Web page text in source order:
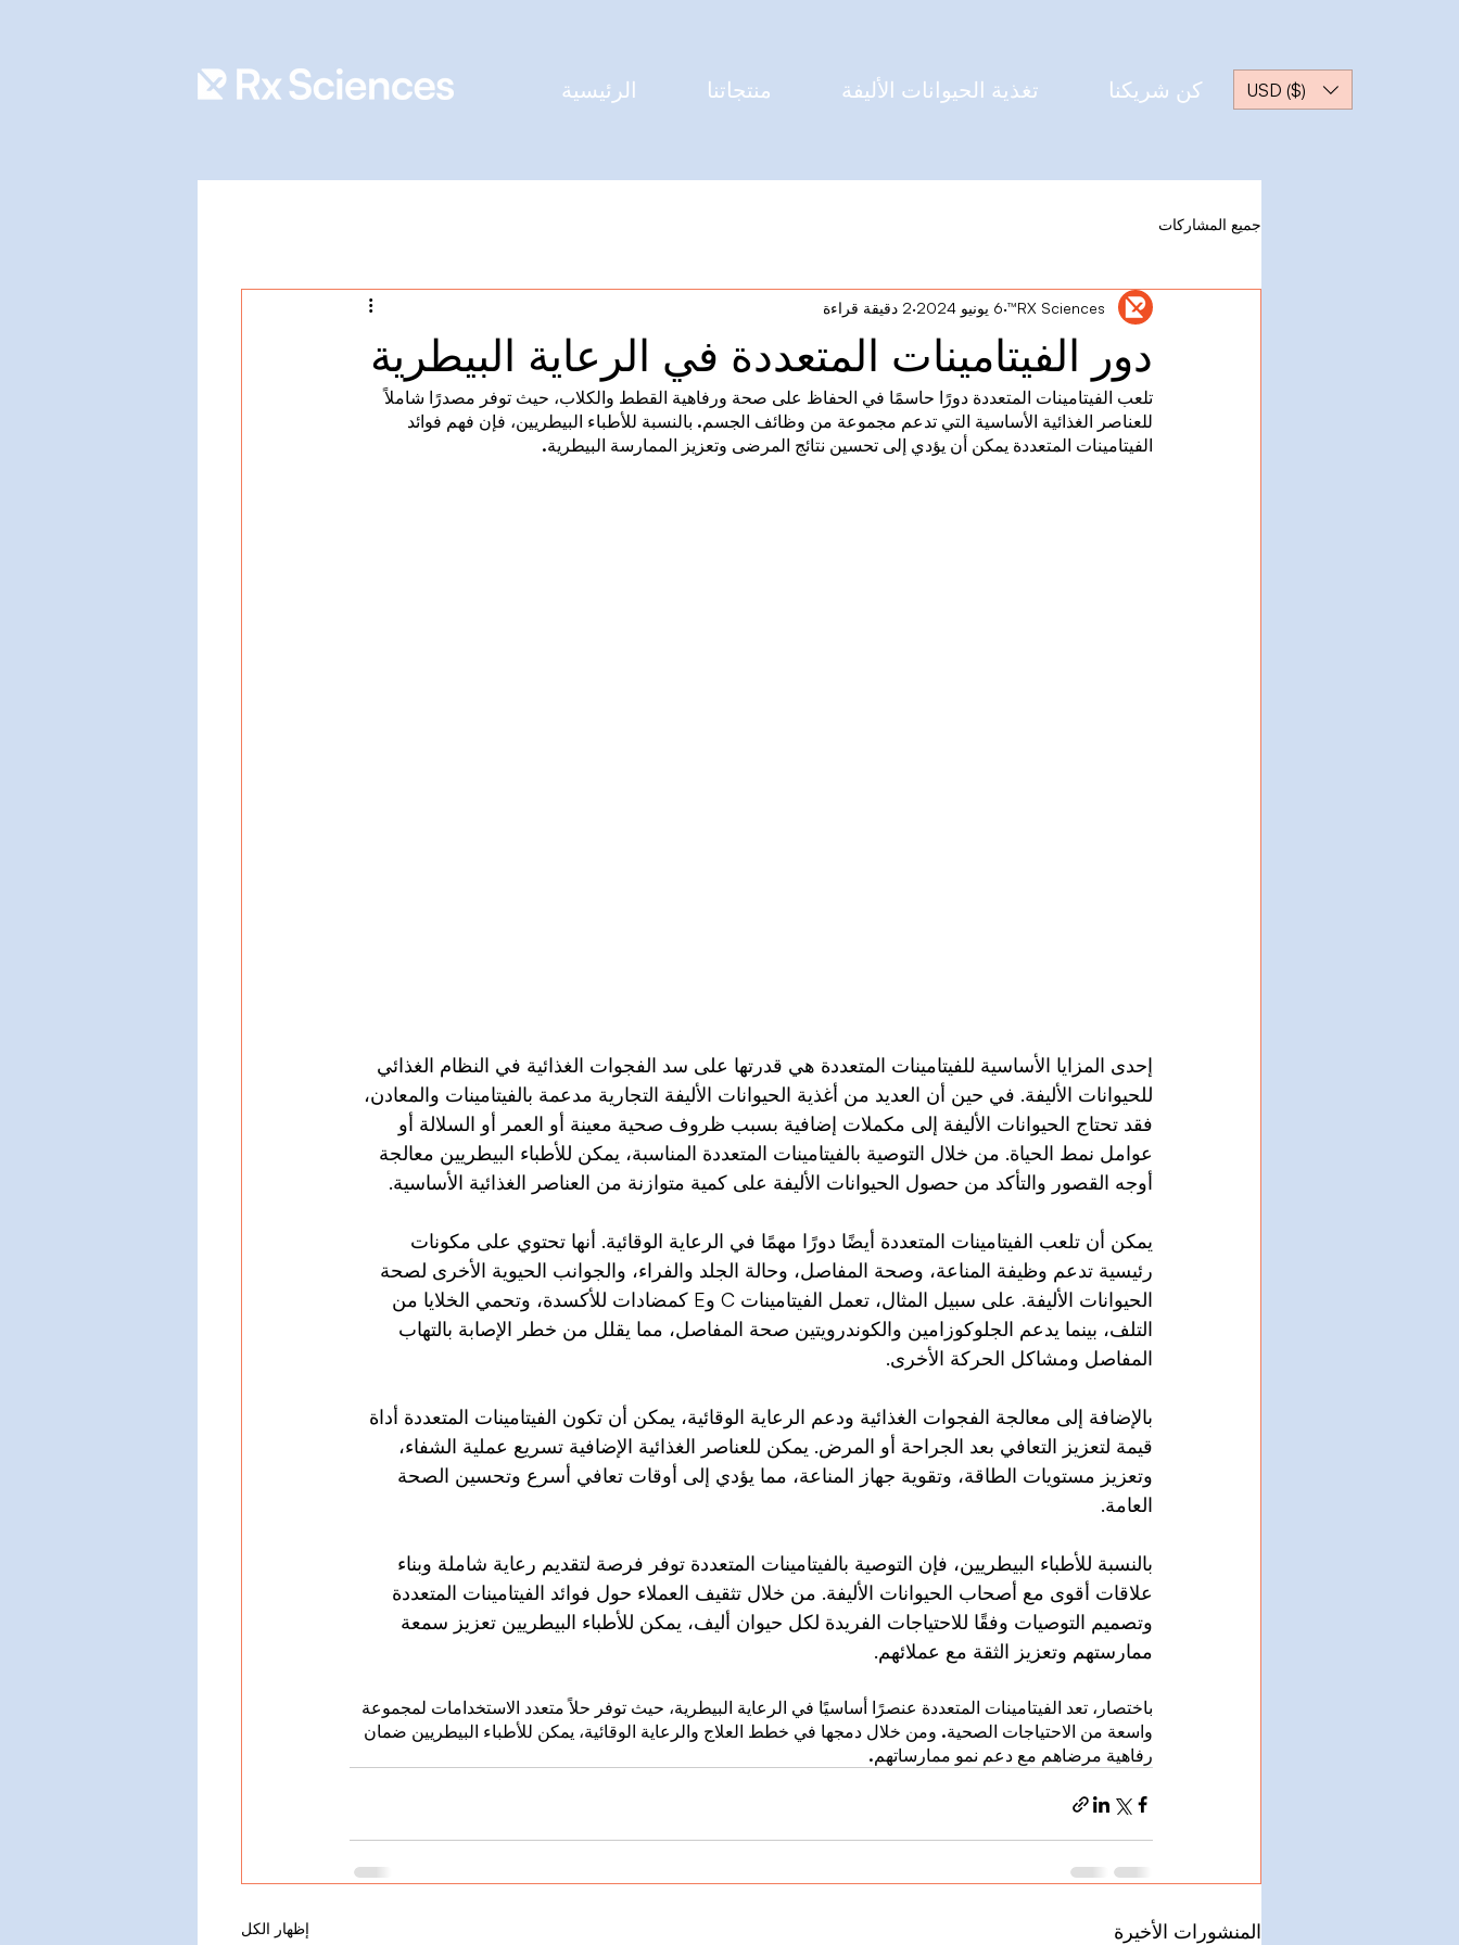
الرئيسية منتجاتنا تغذية الحيوانات الأليفة كن شريكنا USD ($)
جميع المشاركات
دور الفيتامينات المتعددة في الرعاية البيطرية
RX Sciences™ 6 يونيو 2024 2 دقيقة قراءة
تلعب الفيتامينات المتعددة دورًا حاسمًا في الحفاظ على صحة ورفاهية القطط والكلاب، حيث توفر مصدرًا شاملاً
للعناصر الغذائية الأساسية التي تدعم مجموعة من وظائف الجسم. بالنسبة للأطباء البيطريين، فإن فهم فوائد
الفيتامينات المتعددة يمكن أن يؤدي إلى تحسين نتائج المرضى وتعزيز الممارسة البيطرية.
إحدى المزايا الأساسية للفيتامينات المتعددة هي قدرتها على سد الفجوات الغذائية في النظام الغذائي
للحيوانات الأليفة. في حين أن العديد من أغذية الحيوانات الأليفة التجارية مدعمة بالفيتامينات والمعادن،
فقد تحتاج الحيوانات الأليفة إلى مكملات إضافية بسبب ظروف صحية معينة أو العمر أو السلالة أو
عوامل نمط الحياة. من خلال التوصية بالفيتامينات المتعددة المناسبة، يمكن للأطباء البيطريين معالجة
أوجه القصور والتأكد من حصول الحيوانات الأليفة على كمية متوازنة من العناصر الغذائية الأساسية.
يمكن أن تلعب الفيتامينات المتعددة أيضًا دورًا مهمًا في الرعاية الوقائية. أنها تحتوي على مكونات
رئيسية تدعم وظيفة المناعة، وصحة المفاصل، وحالة الجلد والفراء، والجوانب الحيوية الأخرى لصحة
الحيوانات الأليفة. على سبيل المثال، تعمل الفيتامينات C وE كمضادات للأكسدة، وتحمي الخلايا من
التلف، بينما يدعم الجلوكوزامين والكوندرويتين صحة المفاصل، مما يقلل من خطر الإصابة بالتهاب
المفاصل ومشاكل الحركة الأخرى.
بالإضافة إلى معالجة الفجوات الغذائية ودعم الرعاية الوقائية، يمكن أن تكون الفيتامينات المتعددة أداة
قيمة لتعزيز التعافي بعد الجراحة أو المرض. يمكن للعناصر الغذائية الإضافية تسريع عملية الشفاء،
وتعزيز مستويات الطاقة، وتقوية جهاز المناعة، مما يؤدي إلى أوقات تعافي أسرع وتحسين الصحة
العامة.
بالنسبة للأطباء البيطريين، فإن التوصية بالفيتامينات المتعددة توفر فرصة لتقديم رعاية شاملة وبناء
علاقات أقوى مع أصحاب الحيوانات الأليفة. من خلال تثقيف العملاء حول فوائد الفيتامينات المتعددة
وتصميم التوصيات وفقًا للاحتياجات الفريدة لكل حيوان أليف، يمكن للأطباء البيطريين تعزيز سمعة
ممارستهم وتعزيز الثقة مع عملائهم.
باختصار، تعد الفيتامينات المتعددة عنصرًا أساسيًا في الرعاية البيطرية، حيث توفر حلاً متعدد الاستخدامات لمجموعة
واسعة من الاحتياجات الصحية. ومن خلال دمجها في خطط العلاج والرعاية الوقائية، يمكن للأطباء البيطريين ضمان
رفاهية مرضاهم مع دعم نمو ممارساتهم.
المنشورات الأخيرة إظهار الكل